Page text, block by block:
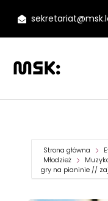
Strona główna
Młodzież
gry na pianinie //